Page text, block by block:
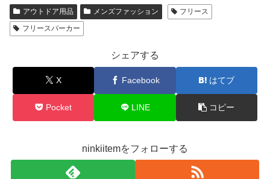
アウトドア用品 メンズファッション
フリース
フリースパーカー
シェアする
X Facebook はてブ
Pocket LINE コピー
ninkiitemをフォローする